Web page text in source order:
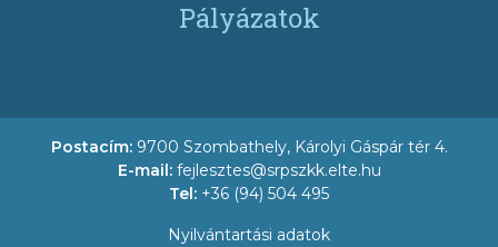
Pályázatok
Postacím: 9700 Szombathely, Károlyi Gáspár tér 4.
E-mail: fejlesztes@srpszkk.elte.hu
Tel: +36 (94) 504 495
Nyilvántartási adatok